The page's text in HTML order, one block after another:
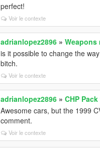
perfect!
Voir le contexte
adrianlopez2896» Weapons
is it possible to change the
bitch.
Voir le contexte
adrianlopez2896» CHP
Awesome cars, but the 1999
comment.
Voir le contexte